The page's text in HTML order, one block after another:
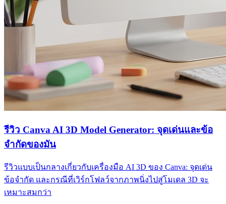
รีวิว Canva AI 3D Model Generator: จุดเด่นและข้อ
จำกัดของมัน
รีวิวแบบเป็นกลางเกี่ยวกับเครื่องมือ AI 3D ของ Canva: จุดเด่น
ข้อจำกัด และกรณีที่เวิร์กโฟลว์จากภาพนิ่งไปสู่โมเดล 3D จะ
เหมาะสมกว่า